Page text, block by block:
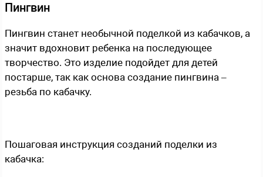
Пингвин
Пингвин станет необычной поделкой из кабачков, а
значит вдохновит ребенка на последующее
творчество. Это изделие подойдет для детей
постарше, так как основа создание пингвина –
резьба по кабачку.
Пошаговая инструкция созданий поделки из
кабачка: